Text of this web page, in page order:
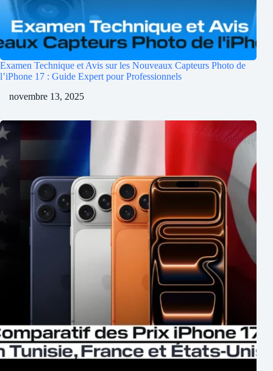
Examen Technique et Avis sur les Nouveaux Capteurs Photo de
l’iPhone 17 : Guide Expert pour Professionnels
novembre 13, 2025